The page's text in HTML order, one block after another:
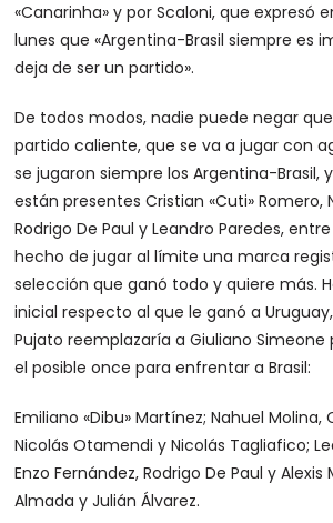
«Canarinha» y por Scaloni, que expresó
lunes que «Argentina-Brasil siempre es
deja de ser un partido».
De todos modos, nadie puede negar
partido caliente, que se va a jugar con
se jugaron siempre los Argentina-Brasil,
están presentes Cristian «Cuti» Romero,
Rodrigo De Paul y Leandro Paredes,
hecho de jugar al límite una marca
selección que ganó todo y quiere más.
inicial respecto al que le ganó a
Pujato reemplazaría a Giuliano Simeone
el posible once para enfrentar a Brasil:
Emiliano «Dibu» Martínez; Nahuel Molina,
Nicolás Otamendi y Nicolás Tagliafico;
Enzo Fernández, Rodrigo De Paul y
Almada y Julián Álvarez.